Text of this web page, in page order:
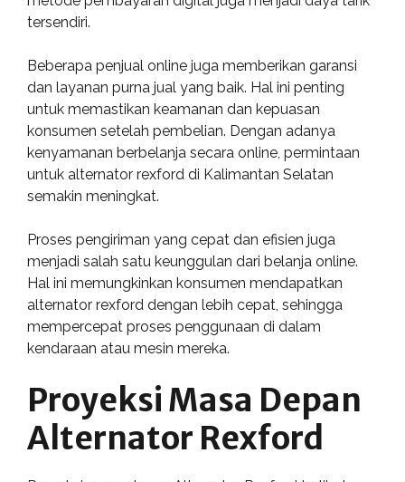
tersendiri.
Beberapa penjual online juga memberikan garansi
dan layanan purna jual yang baik. Hal ini penting
untuk memastikan keamanan dan kepuasan
konsumen setelah pembelian. Dengan adanya
kenyamanan berbelanja secara online, permintaan
untuk alternator rexford di Kalimantan Selatan
semakin meningkat.
Proses pengiriman yang cepat dan efisien juga
menjadi salah satu keunggulan dari belanja online.
Hal ini memungkinkan konsumen mendapatkan
alternator rexford dengan lebih cepat, sehingga
mempercepat proses penggunaan di dalam
kendaraan atau mesin mereka.
Proyeksi Masa Depan
Alternator Rexford